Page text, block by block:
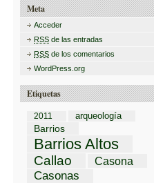
Meta
Acceder
RSS de las entradas
RSS de los comentarios
WordPress.org
Etiquetas
2011 arqueología
Barrios
Barrios Altos
Callao Casona
Casonas